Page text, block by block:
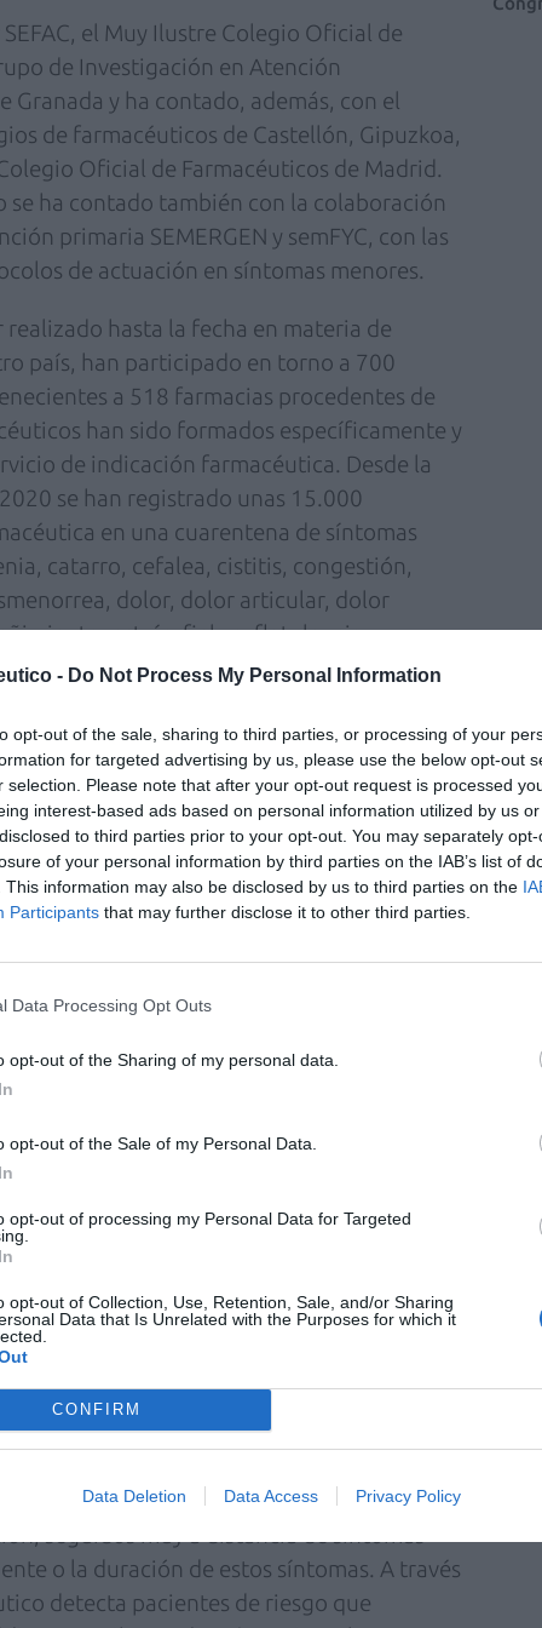
- Do Not Process My Personal Information
opt-out of the sale, sharing to third parties, or processing of your
for targeted advertising by us, please use the below opt-out
selection. Please note that after your opt-out request is processed
interest-based ads based on personal information utilized by us
to third parties prior to your opt-out. You may separately
of your personal information by third parties on the IAB’s list of
This information may also be disclosed by us to third parties on the
Participants that may further disclose it to other third parties.
Data Processing Opt Outs
opt-out of the Sharing of my personal data.
opt-out of the Sale of my Personal Data.
opt-out of processing my Personal Data for Targeted
opt-out of Collection, Use, Retention, Sale, and/or Sharing
Data that Is Unrelated with the Purposes for which it
CONFIRM
Data Deletion Data Access Privacy Policy
el Muy Ilustre Colegio Oficial de
de Investigación en Atención
Granada y ha contado, además, con el
de farmacéuticos de Castellón, Gipuzkoa,
Oficial de Farmacéuticos de Madrid.
se ha contado también con la colaboración
primaria SEMERGEN y semFYC, con las
de actuación en síntomas menores.
hasta la fecha en materia de
país, han participado en torno a 700
a 518 farmacias procedentes de
han sido formados específicamente y
de indicación farmacéutica. Desde la
se han registrado unas 15.000
en una cuarentena de síntomas
catarro, cefalea, cistitis, congestión,
dolor, dolor articular, dolor
estrés, fiebre, flatulencia,
labial, hiperhidrosis, infección fúngica,
pie de atleta, quemaduras, tapón de
varices vómitos y otros.
frecuentemente en la farmacia son los
la dermatitis y el insomnio, aunque el tipo
en función del rango de edad. Así, la
menores de 25 años tienen que ver con
abundan las consultas relacionadas con el
de los 50 años, se disparan las
acidez, infección fúngica, ojo seco,
de consultas de pacientes mayores de 75
que tienen que ver con la urticaria.
en el estudio (12.225) tienen que
mientras que el resto (algo más del 13%)
directa de un medicamento de indicación
En el caso de las consultas, se produjo un
el caso de las demandas de un
fue del 12,9%. En ambos casos la
inferior a los cinco minutos.
están relacionadas con síntomas que
seguidos muy a distancia de síntomas
o la duración de estos síntomas. A través
detecta pacientes de riesgo que